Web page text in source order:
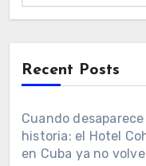
Recent Posts
Cuando
historia: el Hotel
en Cuba ya no